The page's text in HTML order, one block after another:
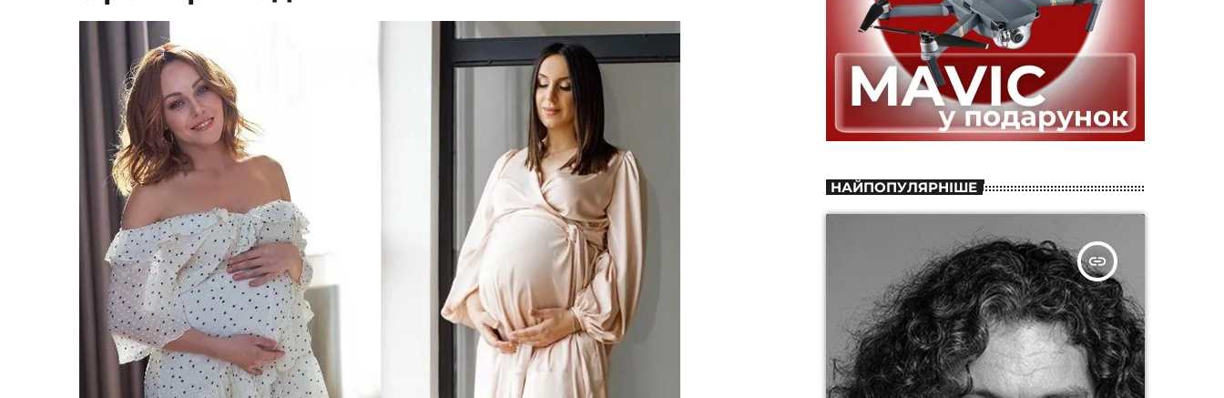
НАЙПОПУЛЯРНІШЕ
insert_link